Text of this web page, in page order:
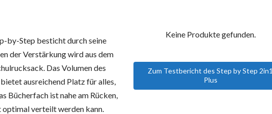
by-Step besticht durch seine
der Verstärkung wird aus dem
Das Volumen des
ausreichend Platz für alles,
Bücherfach ist nahe am Rücken,
verteilt werden kann.
Keine Produkte gefunden.
Zum Testbericht des Step by Step 2in1
Plus